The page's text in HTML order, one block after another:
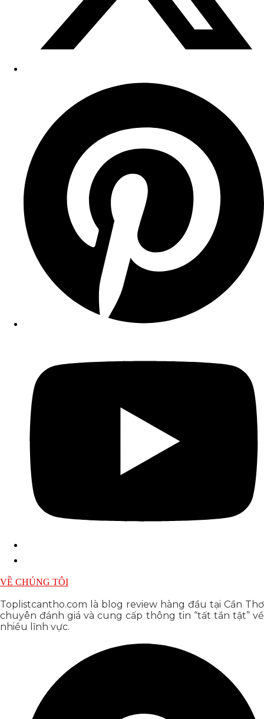
VỀ CHÚNG TÔI
Toplistcantho.com là blog review hàng đầu tại Cần Thơ
chuyên đánh giá và cung cấp thông tin “tất tần tật” về
nhiều lĩnh vực.